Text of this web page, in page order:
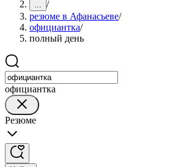
... /
резюме в Афанасьеве/
официантка/
полный день
официантка
Резюме